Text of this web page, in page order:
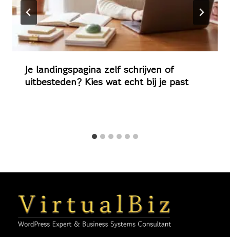
Je landingspagina zelf schrijven of
uitbesteden? Kies wat echt bij je past